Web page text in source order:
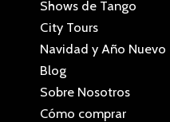
Shows de Tango
City Tours
Navidad y Año Nuevo
Blog
Sobre Nosotros
Cómo comprar